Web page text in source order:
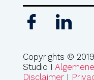
Copyrights ©
Studio I
Disclaimer I